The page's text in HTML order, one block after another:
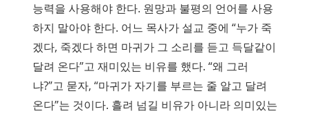
능력을 사용해야 한다. 원망과 불평의 언어를 사용
하지 말아야 한다. 어느 목사가 설교 중에 “누가 죽
겠다, 죽겠다 하면 마귀가 그 소리를 듣고 득달같이
달려 온다”고 재미있는 비유를 했다. “왜 그러
냐?”고 묻자, “마귀가 자기를 부르는 줄 알고 달려
온다”는 것이다. 흘려 넘길 비유가 아니라 의미있는